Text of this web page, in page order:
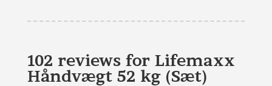
102 reviews for Lifemaxx
Håndvægt 52 kg (Sæt)